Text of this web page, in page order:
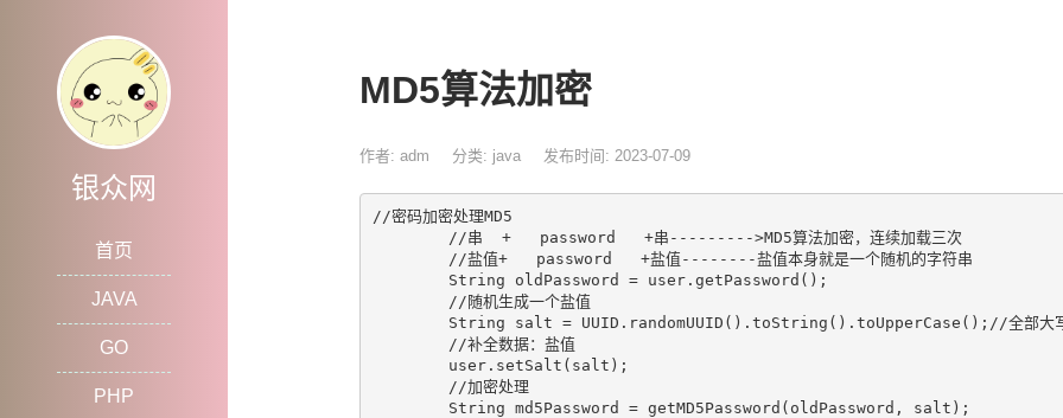
银众网
首页
JAVA
GO
PHP
MD5算法加密
作者: adm 分类: java 发布时间: 2023-07-09
//密码加密处理MD5
        //串  +   password   +串--------->MD5算法加密，连续加载三次
        //盐值+   password   +盐值--------盐值本身就是一个随机的字符串
        String oldPassword = user.getPassword();
        //随机生成一个盐值
String salt = UUID.randomUUID().toString().toUpperCase();//全部大
        //补全数据：盐值
        user.setSalt(salt);
        //加密处理
        String md5Password = getMD5Password(oldPassword, salt);